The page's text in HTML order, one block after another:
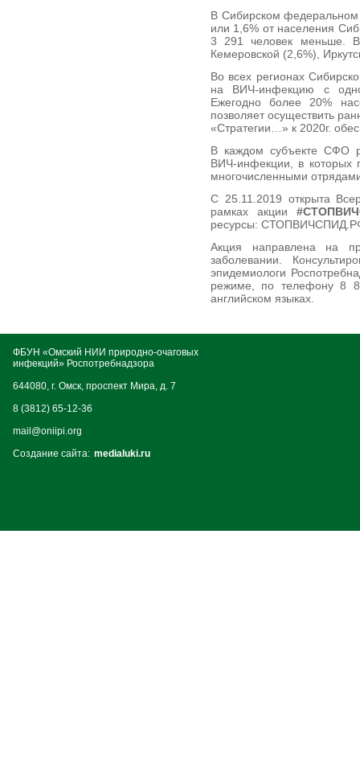
В Сибирском федеральном
или 1,6% от населения
3 291 человек меньше.
Кемеровской (2,6%),
Во всех регионах
на ВИЧ-инфекцию с
Ежегодно более 20%
позволяет осуществить
«Стратегии…» к 2020г.
В каждом субъекте СФО
ВИЧ-инфекции, в которых
многочисленными
С 25.11.2019 открыта
рамках акции
ресурсы:
Акция направлена на
заболевании.
эпидемиологи
режиме, по телефону 8
английском языках.
ФБУН «Омский НИИ природно-очаговых
инфекций» Роспотребнадзора
644080, г. Омск, проспект Мира, д. 7
8 (3812) 65-12-36
mail@oniipi.org
Создание сайта: medialuki.ru